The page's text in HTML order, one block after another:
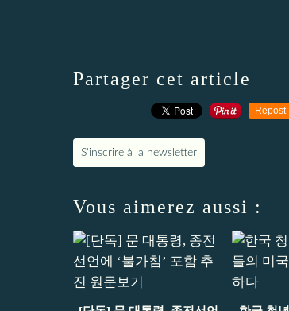
Partager cet article
Repost
S'inscrire à la newsletter
Vous aimerez aussi :